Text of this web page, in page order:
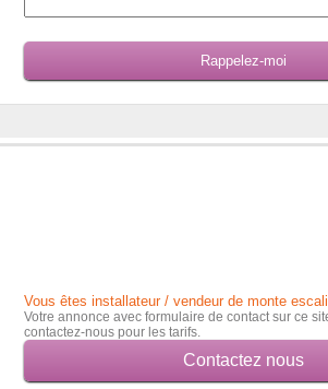
Vous êtes installateur / vendeur de monte
Votre annonce avec formulaire de contact sur ce
contactez-nous pour les tarifs.
Contactez nous